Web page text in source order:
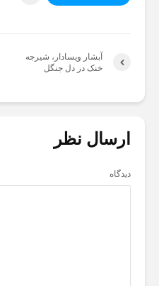
آبشار ویسادار، شیرجه
خنک در دل جنگل
ارسال نظر
دیدگاه